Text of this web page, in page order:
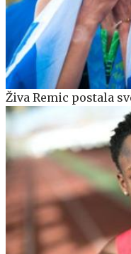
Živa Remic postala